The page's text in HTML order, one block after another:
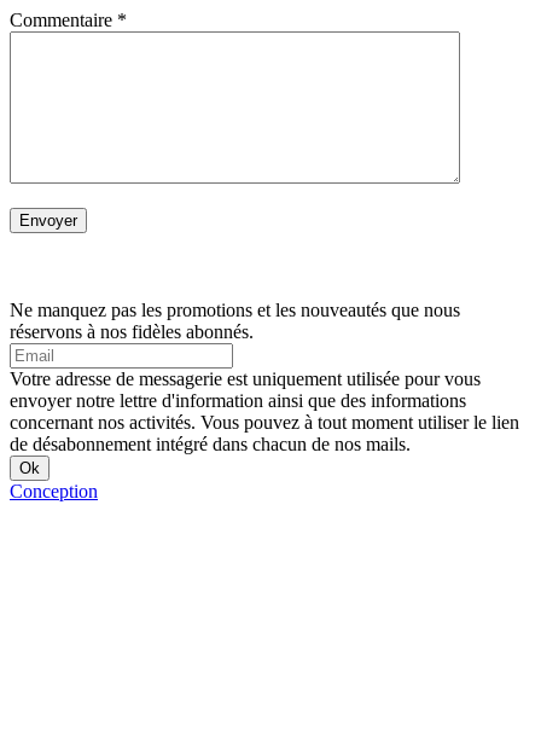
Commentaire *
Ne manquez pas les promotions et les nouveautés que nous
réservons à nos fidèles abonnés.
Votre adresse de messagerie est uniquement utilisée pour vous
envoyer notre lettre d'information ainsi que des informations
concernant nos activités. Vous pouvez à tout moment utiliser le lien
de désabonnement intégré dans chacun de nos mails.
Conception